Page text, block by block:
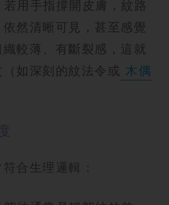
用手指撐開皮膚，紋路
然清晰可見，甚至感覺
較薄、有斷裂感，這就
如深刻的紋法令或 木偶
合生理邏輯：